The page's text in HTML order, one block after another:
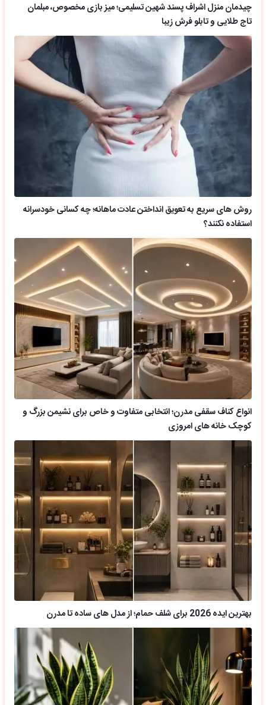
چیدمان منزل اشراف پسند شهین تسلیمی؛ میز بازی مخصوص، مبلمان
تاج طلایی و تابلو فرش زیبا
روش های سریع به تعویق انداختن عادت ماهانه؛ چه کسانی خودسرانه
استفاده نکنند؟
انواع کناف سقفی مدرن؛ انتخابی متفاوت و خاص برای نشیمن بزرگ و
کوچک خانه های امروزی
بهترین ایده 2026 برای شلف حمام؛ از مدل های ساده تا مدرن